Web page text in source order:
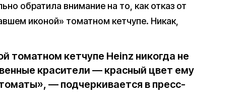
обратила внимание на то, как отказ от
иконой» томатном кетчупе. Никак,
томатном кетчупе Heinz никогда не
красители — красный цвет ему
— подчеркивается в пресс-